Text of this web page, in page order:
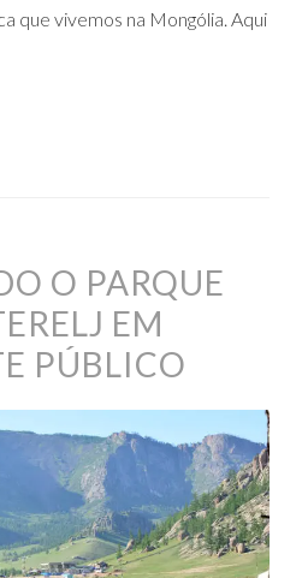
que vivemos na Mongólia. Aqui
O PARQUE
EM
PÚBLICO